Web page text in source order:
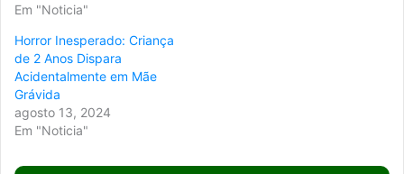
Em "Noticia"
Horror Inesperado: Criança
de 2 Anos Dispara
Acidentalmente em Mãe
Grávida
agosto 13, 2024
Em "Noticia"